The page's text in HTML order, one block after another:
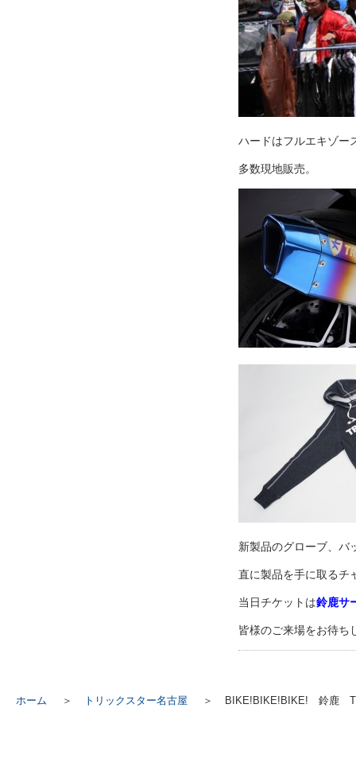
ハードはフルエキゾー
多数現地販売。
新製品のグローブ、バ
直に製品を手に取るチ
当日チケットは鈴鹿サ
皆様のご来場をお待ち
ホーム トリックスター名古屋 BIKE!BIKE!BIKE! 鈴鹿